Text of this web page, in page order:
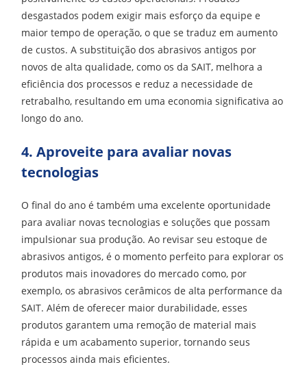
desgastados podem exigir mais esforço da equipe e
maior tempo de operação, o que se traduz em aumento
de custos. A substituição dos abrasivos antigos por
novos de alta qualidade, como os da SAIT, melhora a
eficiência dos processos e reduz a necessidade de
retrabalho, resultando em uma economia significativa ao
longo do ano.
4. Aproveite para avaliar novas
tecnologias
O final do ano é também uma excelente oportunidade
para avaliar novas tecnologias e soluções que possam
impulsionar sua produção. Ao revisar seu estoque de
abrasivos antigos, é o momento perfeito para explorar os
produtos mais inovadores do mercado como, por
exemplo, os abrasivos cerâmicos de alta performance da
SAIT. Além de oferecer maior durabilidade, esses
produtos garantem uma remoção de material mais
rápida e um acabamento superior, tornando seus
processos ainda mais eficientes.